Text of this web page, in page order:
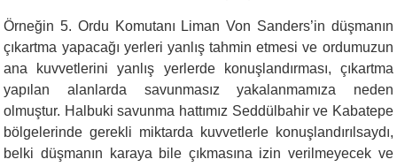
Örneğin 5. Ordu Komutanı Liman Von Sanders’in düşmanın
çıkartma yapacağı yerleri yanlış tahmin etmesi ve ordumuzun
ana kuvvetlerini yanlış yerlerde konuşlandırması, çıkartma
yapılan alanlarda savunmasız yakalanmamıza neden
olmuştur. Halbuki savunma hattımız Seddülbahir ve Kabatepe
bölgelerinde gerekli miktarda kuvvetlerle konuşlandırılsaydı,
belki düşmanın karaya bile çıkmasına izin verilmeyecek ve